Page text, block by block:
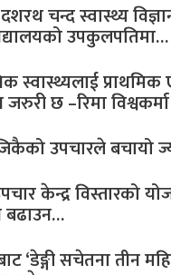
चन्द स्वास्थ्य
उपकुलपतिमा…
स्वास्थ्यलाई प्राथमिक
छ –रिमा विश्वकर्मा
उपचारले बचायो
केन्द्र विस्तारको
बढाउन…
‘डेङ्गी सचेतना तीन